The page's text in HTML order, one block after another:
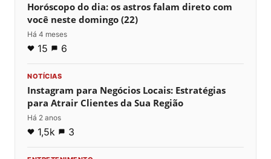
Horóscopo do dia: os astros falam direto com
você neste domingo (22)
Há 4 meses
15 6
NOTÍCIAS
Instagram para Negócios Locais: Estratégias
para Atrair Clientes da Sua Região
Há 2 anos
1,5k 3